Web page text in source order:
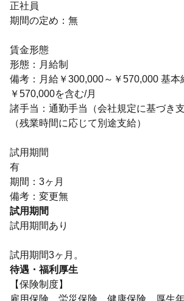
正社員
期間の定め：無
賃金形態
形態：月給制
備考：月給￥300,000～￥570,000 基本
￥570,000を含む/月
諸手当：通勤手当（会社規定に基づき
（残業時間に応じて別途支給）
試用期間
有
期間：3ヶ月
備考：変更無
試用期間
試用期間あり
試用期間3ヶ月。
待遇・福利厚生
【保険制度】
雇用保険、労災保険、健康保険、厚生